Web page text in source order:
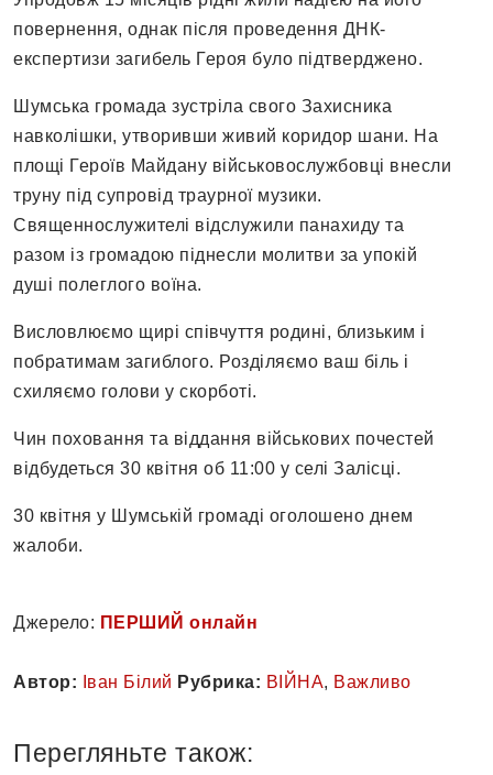
повернення, однак після проведення ДНК-
експертизи загибель Героя було підтверджено.
Шумська громада зустріла свого Захисника
навколішки, утворивши живий коридор шани. На
площі Героїв Майдану військовослужбовці внесли
труну під супровід траурної музики.
Священнослужителі відслужили панахиду та
разом із громадою піднесли молитви за упокій
душі полеглого воїна.
Висловлюємо щирі співчуття родині, близьким і
побратимам загиблого. Розділяємо ваш біль і
схиляємо голови у скорботі.
Чин поховання та віддання військових почестей
відбудеться 30 квітня об 11:00 у селі Залісці.
30 квітня у Шумській громаді оголошено днем
жалоби.
Джерело: ПЕРШИЙ онлайн
Автор: Іван Білий Рубрика: ВІЙНА, Важливо
Перегляньте також: